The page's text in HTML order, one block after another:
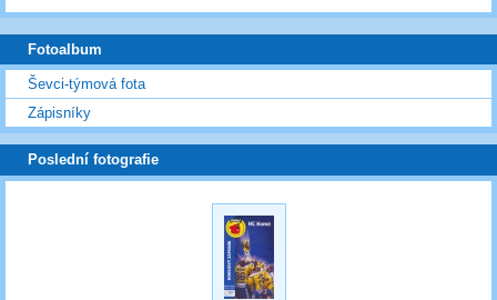
Fotoalbum
Ševci-týmová fota
Zápisníky
Poslední fotografie